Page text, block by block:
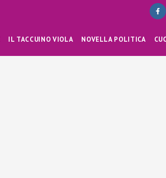
IL TACCUINO VIOLA NOVELLA POLITICA